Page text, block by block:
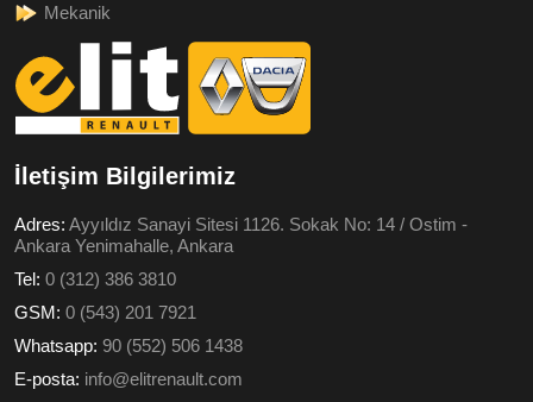
Mekanik
İletişim Bilgilerimiz
Adres: Ayyıldız Sanayi Sitesi 1126. Sokak No: 14 / Ostim -
Ankara Yenimahalle, Ankara
Tel: 0 (312) 386 3810
GSM: 0 (543) 201 7921
Whatsapp: 90 (552) 506 1438
E-posta: info@elitrenault.com